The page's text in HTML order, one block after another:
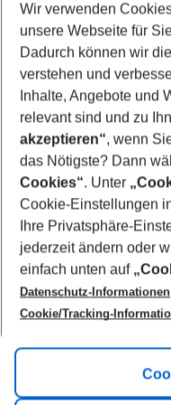
Select your date range
08/08/26–06/08/
Who will travel
2 adults No
Footer
Footer navigation
Title A
Link A
Wir verwenden
unsere Webseite für
Dadurch können wir
verstehen und
Inhalte, Angebote und
relevant sind und zu
akzeptieren“, wenn
das Nötigste? Dann
Cookies“. Unter
Cookie-Einstellungen
Ihre Privatsphäre-
jederzeit ändern oder
einfach unten auf
Datenschutz-Informationen
Cookie/Tracking-